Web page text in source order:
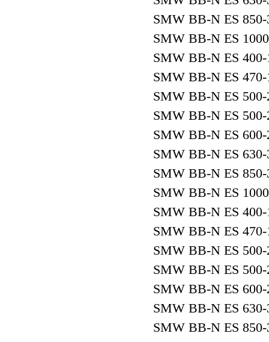
SMW BB-N ES
SMW BB-N ES
SMW BB-N ES
SMW BB-N ES
SMW BB-N ES
SMW BB-N ES
SMW BB-N ES
SMW BB-N ES
SMW BB-N ES
SMW BB-N ES
SMW BB-N ES
SMW BB-N ES
SMW BB-N ES
SMW BB-N ES
SMW BB-N ES
SMW BB-N ES
SMW BB-N ES